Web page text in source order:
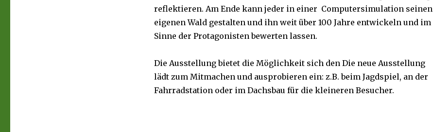
reflektieren. Am Ende kann jeder in einer Computersimulation seinen
eigenen Wald gestalten und ihn weit über 100 Jahre entwickeln und im
Sinne der Protagonisten bewerten lassen.
Die Ausstellung bietet die Möglichkeit sich den Die neue Ausstellung
lädt zum Mitmachen und ausprobieren ein: z.B. beim Jagdspiel, an der
Fahrradstation oder im Dachsbau für die kleineren Besucher.